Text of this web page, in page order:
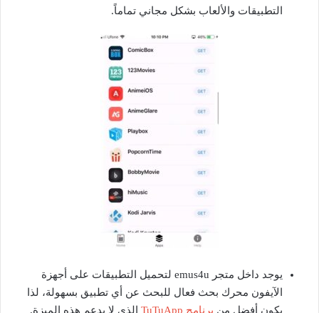
التطبيقات والألعاب بشكل مجاني تماماً.
يوجد داخل متجر emus4u لتحميل التطبيقات على أجهزة
الآيفون محرك بحث فعال للبحث عن أي تطبيق بسهولة، لذا
يكون أفضل من برنامج TuTuApp
الذي لا يدعم هذه الميزة.